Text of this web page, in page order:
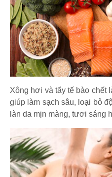
Xông hơi và tẩy tế bào chết
giúp làm sạch sâu, loại bỏ
làn da mịn màng, tươi sáng